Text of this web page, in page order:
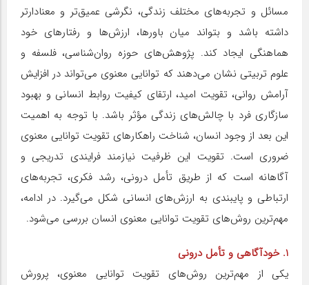
مسائل و تجربه‌های مختلف زندگی، نگرشی عمیق‌تر و معنادارتر
داشته باشد و بتواند میان باورها، ارزش‌ها و رفتارهای خود
هماهنگی ایجاد کند. پژوهش‌های حوزه روان‌شناسی، فلسفه و
علوم تربیتی نشان می‌دهند که توانایی معنوی می‌تواند در افزایش
آرامش روانی، تقویت امید، ارتقای کیفیت روابط انسانی و بهبود
سازگاری فرد با چالش‌های زندگی مؤثر باشد. با توجه به اهمیت
این بعد از وجود انسان، شناخت راهکارهای تقویت توانایی معنوی
ضروری است. تقویت این ظرفیت نیازمند فرایندی تدریجی و
آگاهانه است که از طریق تأمل درونی، رشد فکری، تجربه‌های
ارتباطی و پایبندی به ارزش‌های انسانی شکل می‌گیرد. در ادامه،
مهم‌ترین روش‌های تقویت توانایی معنوی انسان بررسی می‌شود.
1. خودآگاهی و تأمل درونی
یکی از مهم‌ترین روش‌های تقویت توانایی معنوی، پرورش